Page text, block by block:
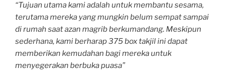
“Tujuan utama kami adalah untuk membantu sesama,
terutama mereka yang mungkin belum sempat sampai
di rumah saat azan magrib berkumandang. Meskipun
sederhana, kami berharap 375 box takjil ini dapat
memberikan kemudahan bagi mereka untuk
menyegerakan berbuka puasa”